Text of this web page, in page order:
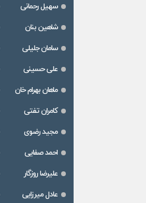
سهیل رحمانی
شاهین بنان
سامان جلیلی
علی حسینی
ماهان بهرام خان
کامران تفتی
مجید رضوی
احمد صفایی
علیرضا روزگار
عادل میرزایی